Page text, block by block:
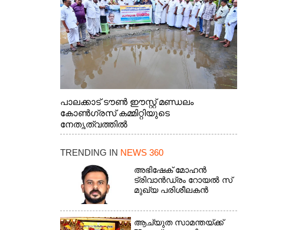
പാലക്കാട് ടൗൺ ഈസ്റ്റ് മണ്ഡലം
കോൺഗ്രസ് കമ്മിറ്റിയുടെ
നേതൃത്വത്തിൽ
TRENDING IN NEWS 360
അഭിഷേക് മോഹൻ
ട്രിവാൻഡ്രം റോയൽ സ്
മുഖ്യ പരിശീലകൻ
ആച്യുത സാമന്തയ്ക്ക്